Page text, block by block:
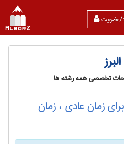
عضویت
تخصصی همه رشته ها
زمان عادی ، زمان